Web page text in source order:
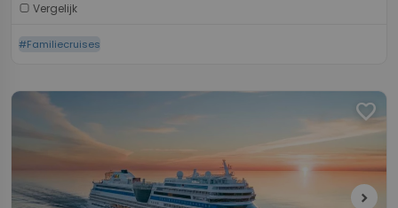
Vergelijk
#Familiecruises
favorite
chevron_right